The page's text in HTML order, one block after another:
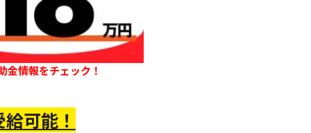
金情報をチェック！
可能！